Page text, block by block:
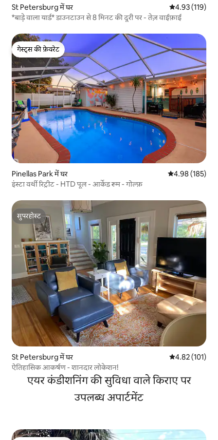
St Petersburg में घर औसत रेटिंग 5 में से
4.93 (119)
*बाड़े वाला यार्ड* डाउनटाउन से 8 मिनट की दूरी पर - तेज़ वाईफ़ाई
गेस्ट्स की फ़ेवरेट
गेस्ट्स की फ़ेवरेट
Pinellas Park में घर औसत रेटिंग 5 में से
4.98 (185)
इंस्टा वर्थी रिट्रीट - HTD पूल - आर्केड रूम - गोल्फ़
सुपरहोस्ट
सुपरहोस्ट
St Petersburg में घर औसत रेटिंग 5 में से
4.82 (101)
ऐतिहासिक आकर्षण - शानदार लोकेशन!
एयर कंडीशनिंग की सुविधा वाले किराए पर
उपलब्ध अपार्टमेंट